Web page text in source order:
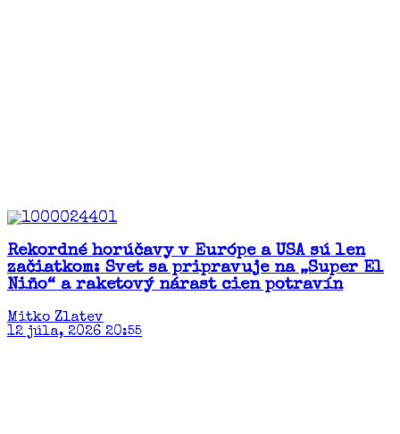
Rekordné horúčavy v Európe a USA sú len
začiatkom: Svet sa pripravuje na „Super El
Niño“ a raketový nárast cien potravín​
Mitko Zlatev
12 júla, 2026 20:55